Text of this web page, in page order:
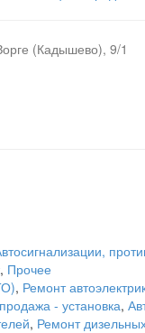
(Кадышево), 9/1
, Прочее
, Ремонт
- установка,
, Ремонт